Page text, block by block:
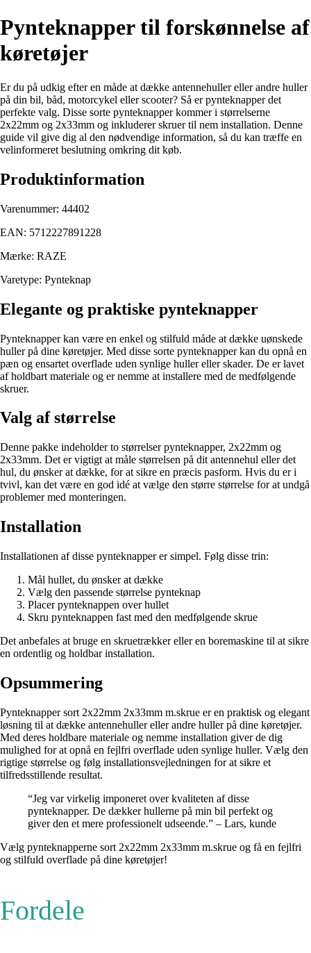
Pynteknapper til forskønnelse af
køretøjer
Er du på udkig efter en måde at dække antennehuller eller andre huller
på din bil, båd, motorcykel eller scooter? Så er pynteknapper det
perfekte valg. Disse sorte pynteknapper kommer i størrelserne
2x22mm og 2x33mm og inkluderer skruer til nem installation. Denne
guide vil give dig al den nødvendige information, så du kan træffe en
velinformeret beslutning omkring dit køb.
Produktinformation
Varenummer: 44402
EAN: 5712227891228
Mærke: RAZE
Varetype: Pynteknap
Elegante og praktiske pynteknapper
Pynteknapper kan være en enkel og stilfuld måde at dække uønskede
huller på dine køretøjer. Med disse sorte pynteknapper kan du opnå en
pæn og ensartet overflade uden synlige huller eller skader. De er lavet
af holdbart materiale og er nemme at installere med de medfølgende
skruer.
Valg af størrelse
Denne pakke indeholder to størrelser pynteknapper, 2x22mm og
2x33mm. Det er vigtigt at måle størrelsen på dit antennehul eller det
hul, du ønsker at dække, for at sikre en præcis pasform. Hvis du er i
tvivl, kan det være en god idé at vælge den større størrelse for at undgå
problemer med monteringen.
Installation
Installationen af disse pynteknapper er simpel. Følg disse trin:
Mål hullet, du ønsker at dække
Vælg den passende størrelse pynteknap
Placer pynteknappen over hullet
Skru pynteknappen fast med den medfølgende skrue
Det anbefales at bruge en skruetrækker eller en boremaskine til at sikre
en ordentlig og holdbar installation.
Opsummering
Pynteknapper sort 2x22mm 2x33mm m.skrue er en praktisk og elegant
løsning til at dække antennehuller eller andre huller på dine køretøjer.
Med deres holdbare materiale og nemme installation giver de dig
mulighed for at opnå en fejlfri overflade uden synlige huller. Vælg den
rigtige størrelse og følg installationsvejledningen for at sikre et
tilfredsstillende resultat.
“Jeg var virkelig imponeret over kvaliteten af disse
pynteknapper. De dækker hullerne på min bil perfekt og
giver den et mere professionelt udseende.” – Lars, kunde
Vælg pynteknapperne sort 2x22mm 2x33mm m.skrue og få en fejlfri
og stilfuld overflade på dine køretøjer!
Fordele